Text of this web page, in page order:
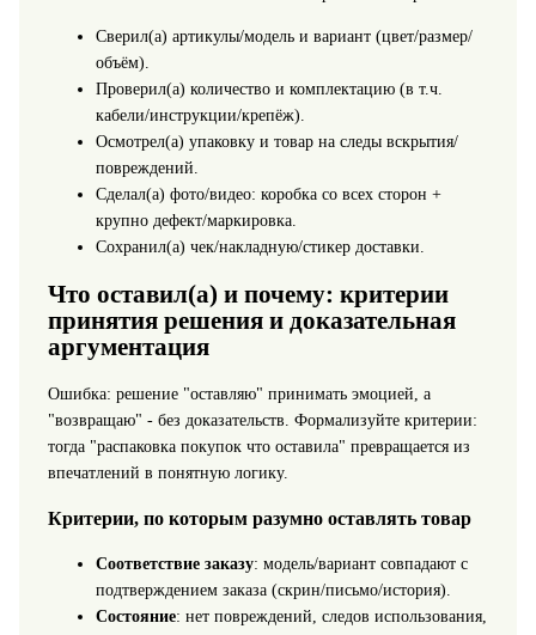
Сверил(а) артикулы/модель и вариант (цвет/размер/
объём).
Проверил(а) количество и комплектацию (в т.ч.
кабели/инструкции/крепёж).
Осмотрел(а) упаковку и товар на следы вскрытия/
повреждений.
Сделал(а) фото/видео: коробка со всех сторон +
крупно дефект/маркировка.
Сохранил(а) чек/накладную/стикер доставки.
Что оставил(а) и почему: критерии
принятия решения и доказательная
аргументация
Ошибка: решение "оставляю" принимать эмоцией, а
"возвращаю" - без доказательств. Формализуйте критерии:
тогда "распаковка покупок что оставила" превращается из
впечатлений в понятную логику.
Критерии, по которым разумно оставлять товар
Соответствие заказу: модель/вариант совпадают с
подтверждением заказа (скрин/письмо/история).
Состояние: нет повреждений, следов использования,